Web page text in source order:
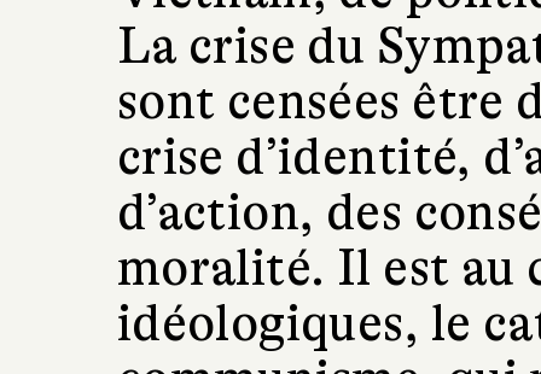
La crise du
sont censées être
crise d’identité,
d’action, des
moralité. Il est au
idéologiques, le